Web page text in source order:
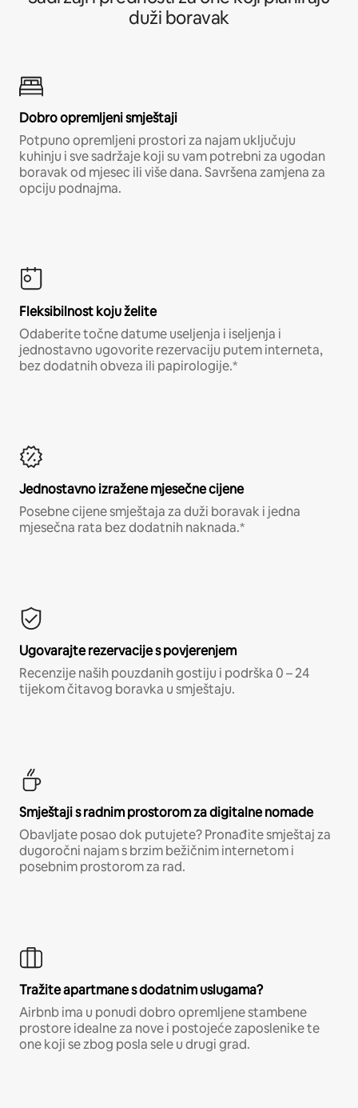
duži boravak
Dobro opremljeni smještaji
Potpuno opremljeni prostori za najam uključuju
kuhinju i sve sadržaje koji su vam potrebni za ugodan
boravak od mjesec ili više dana. Savršena zamjena za
opciju podnajma.
Fleksibilnost koju želite
Odaberite točne datume useljenja i iseljenja i
jednostavno ugovorite rezervaciju putem interneta,
bez dodatnih obveza ili papirologije.*
Jednostavno izražene mjesečne cijene
Posebne cijene smještaja za duži boravak i jedna
mjesečna rata bez dodatnih naknada.*
Ugovarajte rezervacije s povjerenjem
Recenzije naših pouzdanih gostiju i podrška 0 – 24
tijekom čitavog boravka u smještaju.
Smještaji s radnim prostorom za digitalne nomade
Obavljate posao dok putujete? Pronađite smještaj za
dugoročni najam s brzim bežičnim internetom i
posebnim prostorom za rad.
Tražite apartmane s dodatnim uslugama?
Airbnb ima u ponudi dobro opremljene stambene
prostore idealne za nove i postojeće zaposlenike te
one koji se zbog posla sele u drugi grad.